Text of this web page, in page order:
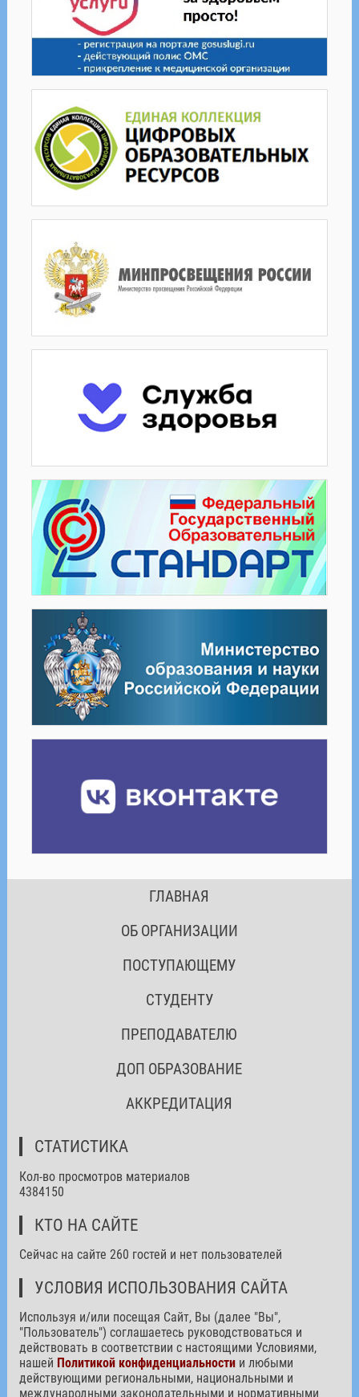
ГЛАВНАЯ
ОБ ОРГАНИЗАЦИИ
ПОСТУПАЮЩЕМУ
СТУДЕНТУ
ПРЕПОДАВАТЕЛЮ
ДОП ОБРАЗОВАНИЕ
АККРЕДИТАЦИЯ
СТАТИСТИКА
Кол-во просмотров материалов
4384150
КТО НА САЙТЕ
Сейчас на сайте 260 гостей и нет пользователей
УСЛОВИЯ ИСПОЛЬЗОВАНИЯ САЙТА
Используя и/или посещая Сайт, Вы (далее "Вы",
"Пользователь") соглашаетесь руководствоваться и
действовать в соответствии с настоящими Условиями,
нашей Политикой конфиденциальностии любыми
действующими региональными, национальными и
международными законодательными и нормативными